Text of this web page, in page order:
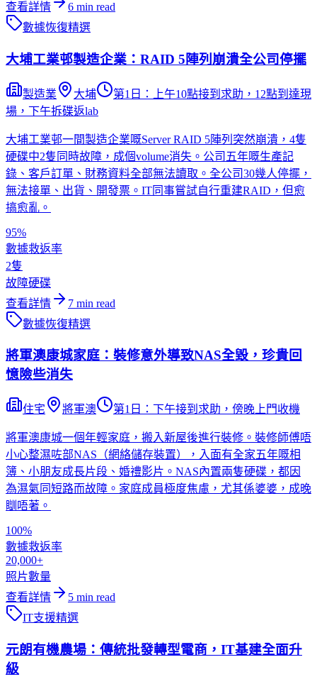
查看詳情
6 min read
數據恢復精選
大埔工業邨製造企業：RAID 5陣列崩潰全公司停擺
製造業 大埔
第1日：上午10點接到求助，12點到達現
場，下午拆碟返lab
大埔工業邨一間製造企業嘅Server RAID 5陣列突然崩潰，4隻
硬碟中2隻同時故障，成個volume消失。公司五年嘅生產記
錄、客戶訂單、財務資料全部無法讀取。全公司30幾人停擺，
無法接單、出貨、開發票。IT同事嘗試自行重建RAID，但愈
搞愈亂。
95%
數據救返率
2隻
故障硬碟
查看詳情
7 min read
數據恢復精選
將軍澳康城家庭：裝修意外導致NAS全毀，珍貴回
憶險些消失
住宅 將軍澳 第1日：下午接到求助，傍晚上門收機
將軍澳康城一個年輕家庭，搬入新屋後進行裝修。裝修師傅唔
小心整濕咗部NAS（網絡儲存裝置），入面有全家五年嘅相
簿、小朋友成長片段、婚禮影片。NAS內置兩隻硬碟，都因
為濕氣同短路而故障。家庭成員極度焦慮，尤其係婆婆，成晚
瞓唔著。
100%
數據救返率
20,000+
照片數量
查看詳情
5 min read
IT支援精選
元朗有機農場：傳統批發轉型電商，IT基建全面升
級